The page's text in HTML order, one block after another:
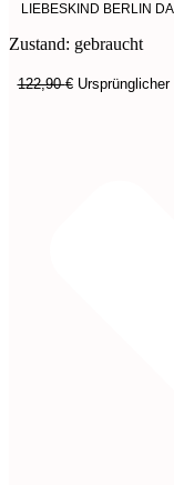
LIEBESKIND BERLIN
Zustand: gebraucht
122,90€